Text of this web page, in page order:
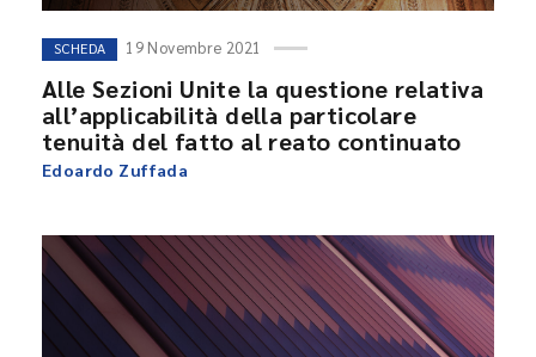
SCHEDA 19 Novembre 2021
Alle Sezioni Unite la questione relativa
all’applicabilità della particolare
tenuità del fatto al reato continuato
Edoardo Zuffada